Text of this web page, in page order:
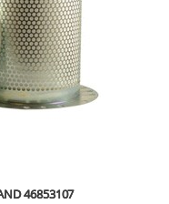
46853107